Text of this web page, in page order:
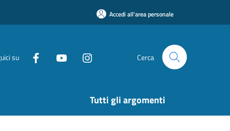
Accedi all'area personale
su Cerca
Tutti gli argomenti